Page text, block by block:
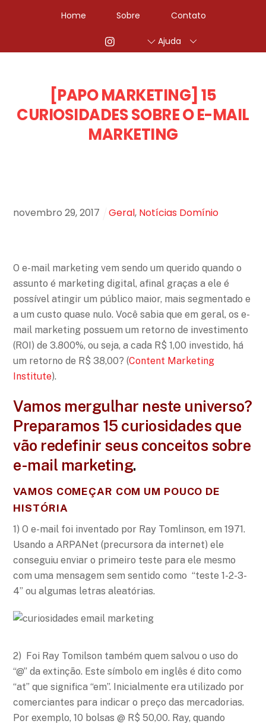
Home Sobre Contato
Ajuda
[PAPO MARKETING] 15
CURIOSIDADES SOBRE O E-MAIL
MARKETING
novembro 29,2017 Geral, Notícias Domínio
O e-mail marketing vem sendo um querido quando o
assunto é marketing digital, afinal graças a ele é
possível atingir um público maior, mais segmentado e
a um custo quase nulo. Você sabia que em geral, os e-
mail marketing possuem um retorno de investimento
(ROI) de 3.800%, ou seja, a cada R$ 1,00 investido, há
um retorno de R$ 38,00? (Content Marketing
Institute).
Vamos mergulhar neste universo?
Preparamos 15 curiosidades que
vão redefinir seus conceitos sobre
e-mail marketing.
VAMOS COMEÇAR COM UM POUCO DE
HISTÓRIA
1) O e-mail foi inventado por Ray Tomlinson, em 1971.
Usando a ARPANet (precursora da internet) ele
conseguiu enviar o primeiro teste para ele mesmo
com uma mensagem sem sentido como “teste 1-2-3-
4” ou algumas letras aleatórias.
2) Foi Ray Tomilson também quem salvou o uso do
“@” da extinção. Este símbolo em inglês é dito como
“at” que significa “em”. Inicialmente era utilizado por
comerciantes para indicar o preço das mercadorias.
Por exemplo, 10 bolsas @ R$ 50,00. Ray, quando